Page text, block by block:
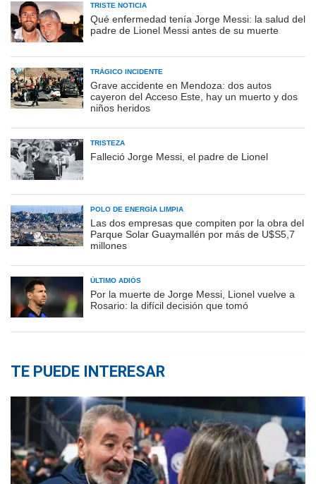
TRISTE NOTICIA
Qué enfermedad tenía Jorge Messi: la salud del
padre de Lionel Messi antes de su muerte
TRÁGICO INCIDENTE
Grave accidente en Mendoza: dos autos
cayeron del Acceso Este, hay un muerto y dos
niños heridos
TRISTEZA
Falleció Jorge Messi, el padre de Lionel
POLO DE ENERGÍA LIMPIA
Las dos empresas que compiten por la obra del
Parque Solar Guaymallén por más de U$S5,7
millones
ÚLTIMO ADIÓS
Por la muerte de Jorge Messi, Lionel vuelve a
Rosario: la difícil decisión que tomó
TE PUEDE INTERESAR